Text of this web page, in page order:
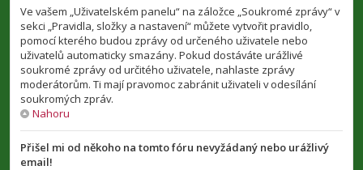
Ve vašem „Uživatelském panelu“ na záložce „Soukromé zprávy“ v
sekci „Pravidla, složky a nastavení“ můžete vytvořit pravidlo,
pomocí kterého budou zprávy od určeného uživatele nebo
uživatelů automaticky smazány. Pokud dostáváte urážlivé
soukromé zprávy od určitého uživatele, nahlaste zprávy
moderátorům. Ti mají pravomoc zabránit uživateli v odesílání
soukromých zpráv.
Nahoru
Přišel mi od někoho na tomto fóru nevyžádaný nebo urážlivý
email!